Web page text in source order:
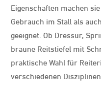
Eigenschaften machen
Gebrauch im Stall als
geeignet. Ob Dressur,
braune Reitstiefel mit
praktische Wahl für
verschiedenen